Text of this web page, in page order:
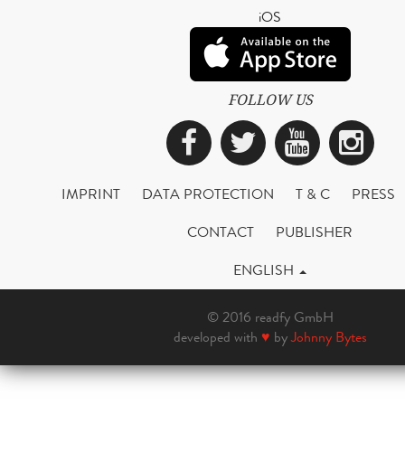
iOS
FOLLOW US
Facebook
Twitter
IMPRINT DATA PROTECTION T & C
PRESS
CONTACT
PUBLISHER
ENGLISH
© 2016 readfy GmbH
developed with ♥ byJohnny Bytes